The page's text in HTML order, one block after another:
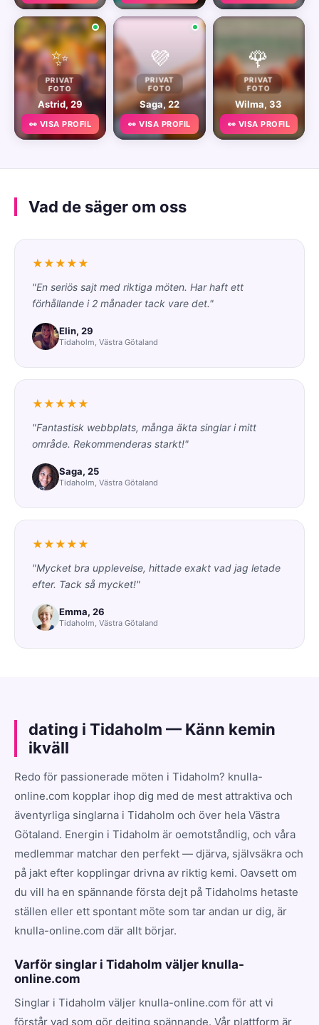
✨
PRIVAT
FOTO
Astrid, 29
👀 VISA PROFIL
💜
PRIVAT
FOTO
Saga, 22
👀 VISA PROFIL
🌹
PRIVAT
FOTO
Wilma, 33
👀 VISA PROFIL
Vad de säger om oss
★★★★★
"En seriös sajt med riktiga möten. Har haft ett
förhållande i 2 månader tack vare det."
Elin, 29
Tidaholm, Västra Götaland
★★★★★
"Fantastisk webbplats, många äkta singlar i mitt
område. Rekommenderas starkt!"
Saga, 25
Tidaholm, Västra Götaland
★★★★★
"Mycket bra upplevelse, hittade exakt vad jag letade
efter. Tack så mycket!"
Emma, 26
Tidaholm, Västra Götaland
dating i Tidaholm — Känn kemin
ikväll
Redo för passionerade möten i Tidaholm? knulla-
online.com kopplar ihop dig med de mest attraktiva och
äventyrliga singlarna i Tidaholm och över hela Västra
Götaland. Energin i Tidaholm är oemotståndlig, och våra
medlemmar matchar den perfekt — djärva, självsäkra och
på jakt efter kopplingar drivna av riktig kemi. Oavsett om
du vill ha en spännande första dejt på Tidaholms hetaste
ställen eller ett spontant möte som tar andan ur dig, är
knulla-online.com där allt börjar.
Varför singlar i Tidaholm väljer knulla-
online.com
Singlar i Tidaholm väljer knulla-online.com för att vi
förstår vad som gör dejting spännande. Vår plattform är